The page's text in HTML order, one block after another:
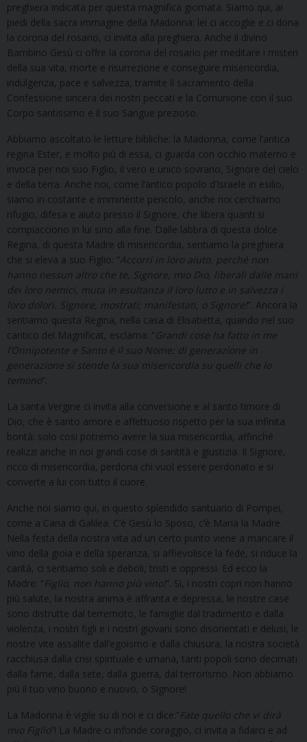
preghiera indicata per questa magnifica giornata. Siamo qui, ai
piedi della sacra immagine della Madonna: lei ci accoglie e ci dona
la corona del rosario, ci invita alla preghiera. Anche il divino
Bambino Gesù ci offre la corona del rosario per meditare i misteri
della sua vita, morte e risurrezione e conseguire misericordia,
indulgenza, pace e salvezza, tramite il sacramento della
Confessione sincera dei nostri peccati e la Comunione con il suo
Corpo santissimo e il suo Sangue prezioso.
Abbiamo ascoltato le letture bibliche: la Madonna, come l’antica
regina Ester, e molto più di essa, ci guarda con occhio materno e
invoca per noi suo Figlio, il vero e unico sovrano, Signore del cielo
e della terra. Anche noi, come l’antico popolo d’Israele in esilio,
siamo in costante e imminente pericolo, anche noi cerchiamo
rifugio, difesa e aiuto presso il Signore, che libera quanti si
compiacciono in lui sino alla fine. Dalle labbra di questa dolce
Regina, di questa Madre di misericordia, sentiamo la preghiera
che si eleva a suo Figlio: “Accorri in loro aiuto, perché non
hanno nessun altro che te, Signore, mio Dio, liberali dalle mani
dei loro nemici, muta in esultanza il loro lutto e in salvezza i
loro dolori. Signore, mostrati; manifestati, o Signore!”. Ancora la
sentiamo questa Regina, nella casa di Elisabetta, quando nel suo
cantico del Magnificat, esclama: “Grandi cose ha fatto in me
l’Onnipotente e Santo è il suo Nome: di generazione in
generazione si stende la sua misericordia su quelli che lo
temono”.
La santa Vergine ci invita alla conversione e al santo timore di
Dio, che è santo amore e affettuoso rispetto per la sua infinita
bontà: solo cosi potremo avere la sua misericordia, affinché
realizzi anche in noi grandi cose di santità e giustizia. Il Signore,
ricco di misericordia, perdona chi vuol essere perdonato e si
converte a lui con tutto il cuore.
Anche noi siamo qui, in questo splendido santuario di Pompei,
come a Cana di Galilea. C’è Gesù lo Sposo, c’è Maria la Madre.
Nella festa della nostra vita ad un certo punto viene a mancare il
vino della gioia e della speranza, si affievolisce la fede, si riduce la
carità, ci sentiamo soli e deboli, tristi e oppressi. Ed ecco la
Madre: “Figlio, non hanno più vino!”. Si, i nostri copri non hanno
più salute, la nostra anima è affranta e depressa, le nostre case
sono distrutte dal terremoto, le famiglie dal tradimento e dalla
violenza, i nostri figli e i nostri giovani sono disorientati e delusi, le
nostre vite assalite dall’egoismo e dalla chiusura, la nostra società
racchiusa dalla crisi spirituale e umana, tanti popoli sono decimati
dalla fame, dalla sete, dalla guerra, dal terrorismo. Non abbiamo
più il tuo vino buono e nuovo, o Signore!
La Madonna è vigile su di noi e ci dice:”Fate quello che vi dirà
mio Figlio”! La Madre ci infonde coraggio, ci invita a fidarci e ad